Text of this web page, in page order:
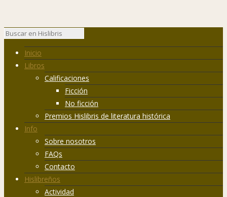
Inicio
Libros
Calificaciones
Ficción
No ficción
Premios Hislibris de literatura histórica
Info
Sobre nosotros
FAQs
Contacto
Hislibreños
Actividad